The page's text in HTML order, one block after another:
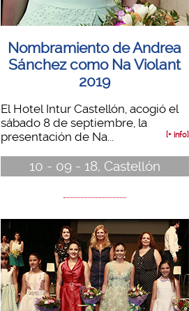
Nombramiento de Andrea
Sánchez como Na Violant
2019
El Hotel Intur Castellón, acogió el
sábado 8 de septiembre, la
presentación de Na...
[+ info]
10 - 09 - 18, Castellón